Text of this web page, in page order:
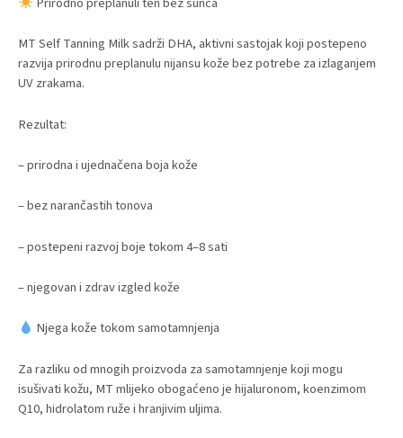
MT Self Tanning Milk sadrži DHA, aktivni sastojak koji postepeno
razvija prirodnu preplanulu nijansu kože bez potrebe za izlaganjem
UV zrakama.
Rezultat:
– prirodna i ujednačena boja kože
– bez narančastih tonova
– postepeni razvoj boje tokom 4–8 sati
– njegovan i zdrav izgled kože
Njega kože tokom samotamnjenja
Za razliku od mnogih proizvoda za samotamnjenje koji mogu
isušivati kožu, MT mlijeko obogaćeno je hijaluronom, koenzimom
Q10, hidrolatom ruže i hranjivim uljima.